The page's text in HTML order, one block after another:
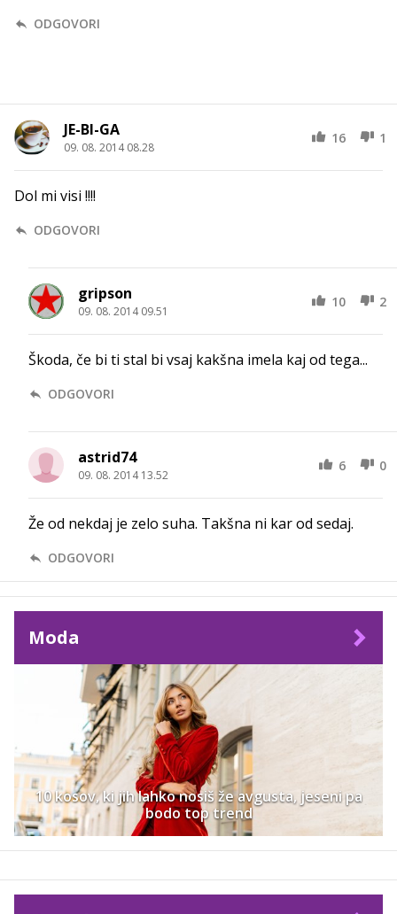
ODGOVORI
JE-BI-GA
09. 08. 2014 08.28
16 1
Dol mi visi !!!!
ODGOVORI
gripson
09. 08. 2014 09.51
10 2
Škoda, če bi ti stal bi vsaj kakšna imela kaj od tega...
ODGOVORI
astrid74
09. 08. 2014 13.52
6 0
Že od nekdaj je zelo suha. Takšna ni kar od sedaj.
ODGOVORI
Moda
10 kosov, ki jih lahko nosiš že avgusta, jeseni pa
bodo top trend